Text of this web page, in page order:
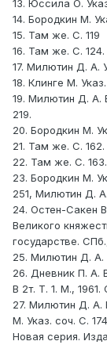
13. Юссила О.
14. Бородкин М.
15. Там же. С. 119
16. Там же. С. 124.
17. Милютин Д. А.
18. Клинге М.
19. Милютин Д. А.
219.
20. Бородкин М.
21. Там же. С. 162.
22. Там же. С. 163.
23. Бородкин М.
251, Милютин Д.
24. Остен-Сакен
Великого
государстве.
25. Милютин Д. А.
26. Дневник П. А.
В 2т. Т. 1. М., 1961.
27. Милютин Д. А.
М. Указ. соч. С.
Новая серия.